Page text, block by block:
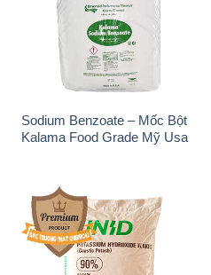
Sodium Benzoate – Mốc Bột
Kalama Food Grade Mỹ Usa